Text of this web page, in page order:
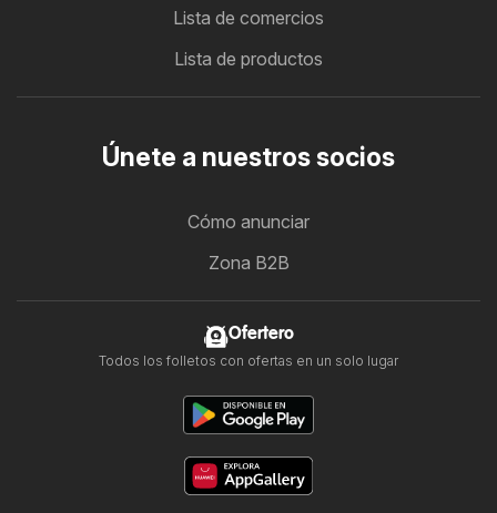
Lista de comercios
Lista de productos
Únete a nuestros socios
Cómo anunciar
Zona B2B
Ofertero
Todos los folletos con ofertas en un solo lugar